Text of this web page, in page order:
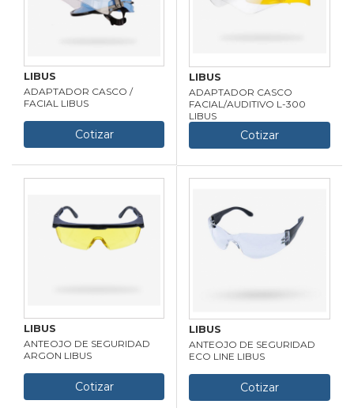
LIBUS
ADAPTADOR CASCO /
FACIAL LIBUS
Cotizar
LIBUS
ADAPTADOR CASCO
FACIAL/AUDITIVO L-300
LIBUS
Cotizar
LIBUS
ANTEOJO DE SEGURIDAD
ARGON LIBUS
Cotizar
LIBUS
ANTEOJO DE SEGURIDAD
ECO LINE LIBUS
Cotizar